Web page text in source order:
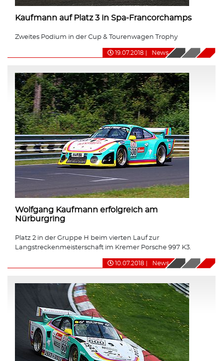
Kaufmann auf Platz 3 in Spa-Francorchamps
Zweites Podium in der Cup & Tourenwagen Trophy
19.07.2018 News
Wolfgang Kaufmann erfolgreich am
Nürburgring
Platz 2 in der Gruppe H beim vierten Lauf zur
Langstreckenmeisterschaft im Kremer Porsche 997 K3.
10.07.2018 News